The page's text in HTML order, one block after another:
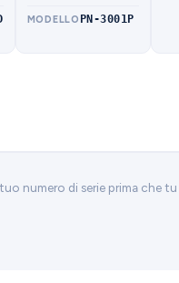
MODELLO PN-3001P
numero di serie prima che